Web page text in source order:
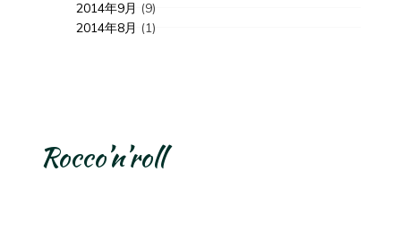
2014年9月 (9)
2014年8月 (1)
Rocco’n’roll